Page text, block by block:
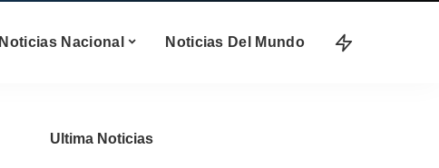
Noticias Nacional Noticias Del Mundo
Ultima Noticias